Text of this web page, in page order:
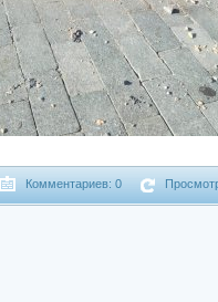
Комментариев: 0